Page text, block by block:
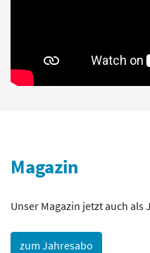
Magazin
Unser Magazin jetzt auch
zum Jahresabo